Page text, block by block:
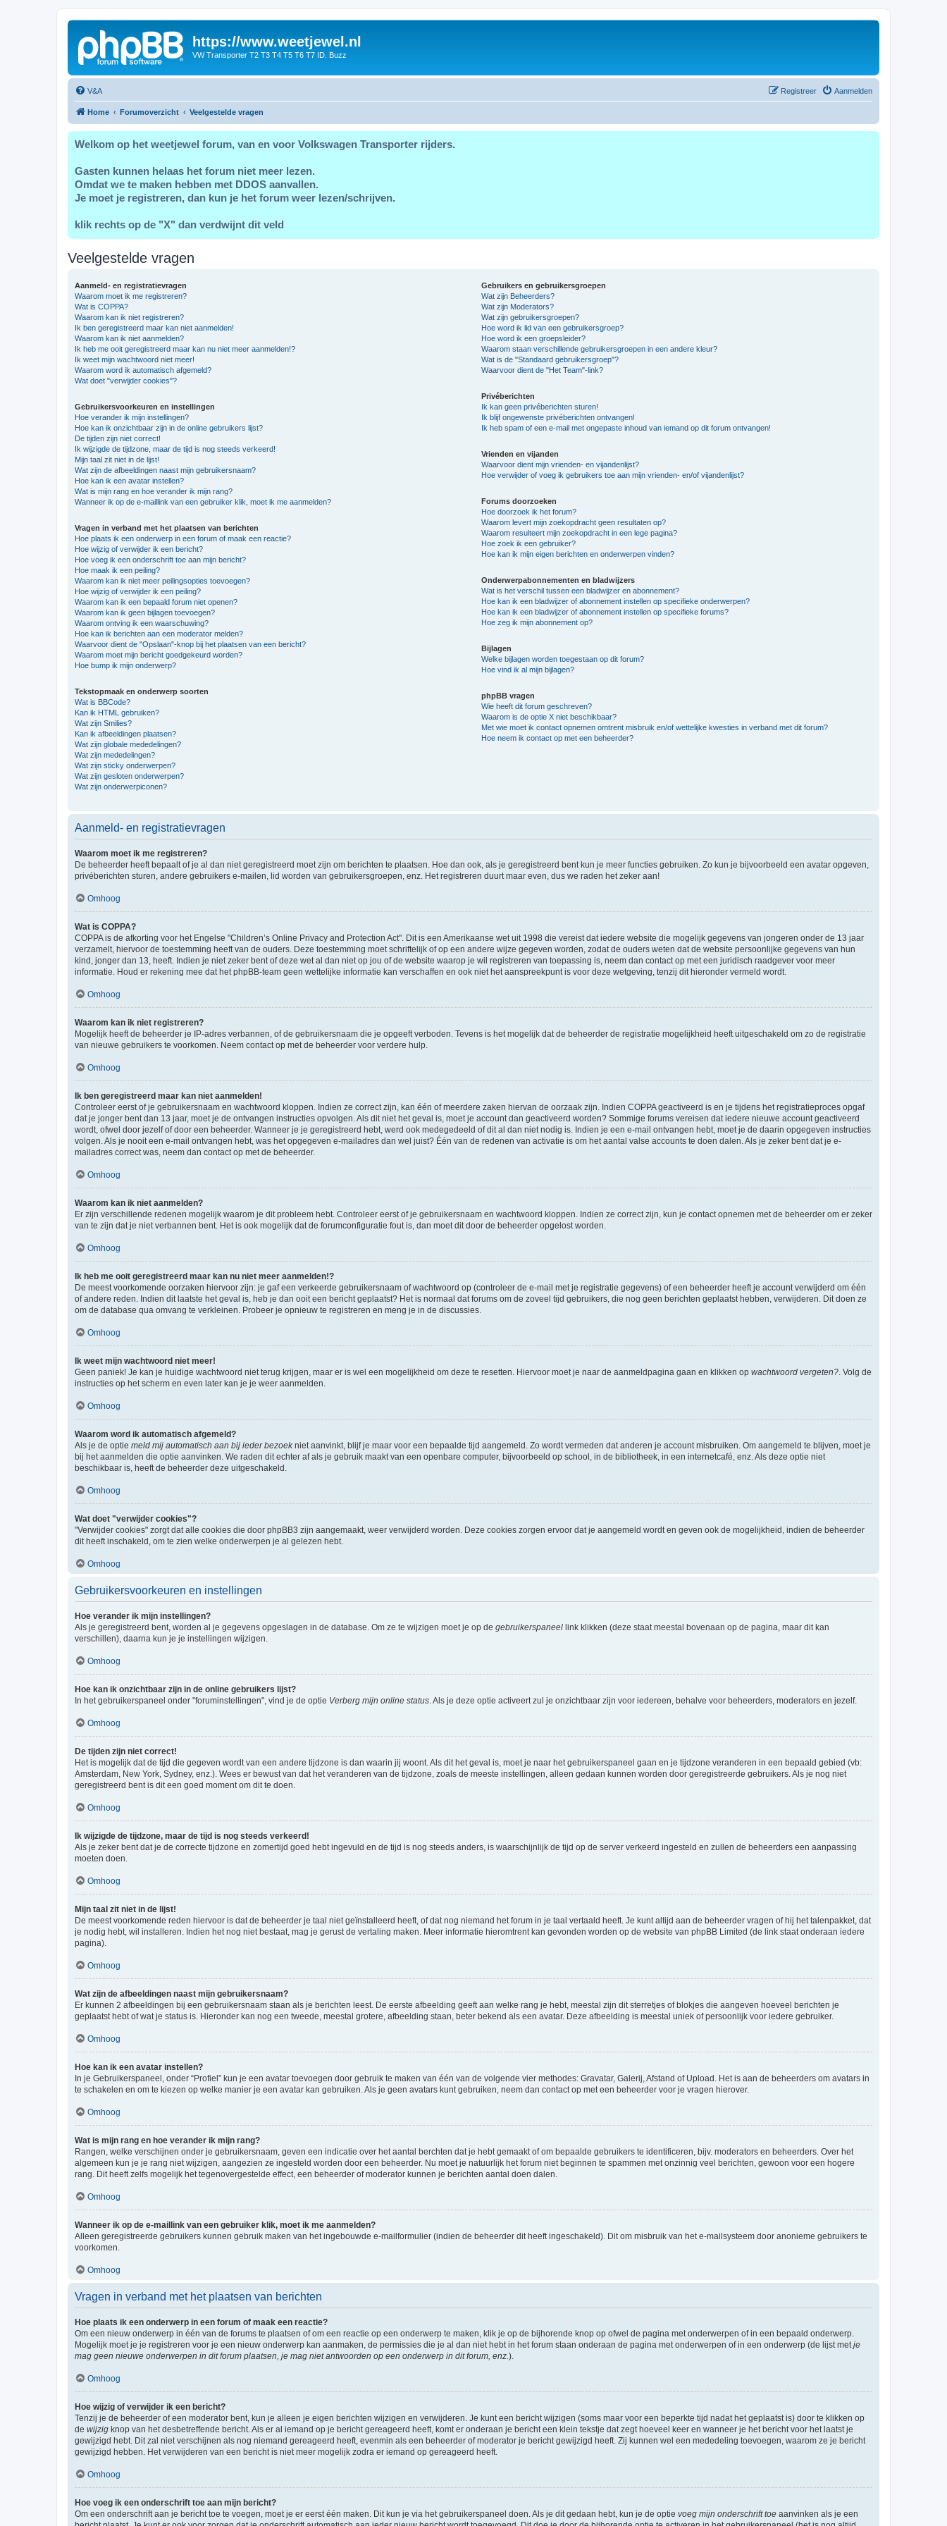
https://www.weetjewel.nl
VW Transporter T2 T3 T4 T5 T6 T7 ID. Buzz
V&A Aanmelden
Registreer
Home Forumoverzicht Veelgestelde vragen
Welkom op het weetjewel forum, van en voor Volkswagen Transporter rijders.
Gasten kunnen helaas het forum niet meer lezen.
Omdat we te maken hebben met DDOS aanvallen.
Je moet je registreren, dan kun je het forum weer lezen/schrijven.
klik rechts op de "X" dan verdwijnt dit veld
Veelgestelde vragen
Aanmeld- en registratievragen
Waarom moet ik me registreren?
Wat is COPPA?
Waarom kan ik niet registreren?
Ik ben geregistreerd maar kan niet aanmelden!
Waarom kan ik niet aanmelden?
Ik heb me ooit geregistreerd maar kan nu niet meer aanmelden!?
Ik weet mijn wachtwoord niet meer!
Waarom word ik automatisch afgemeld?
Wat doet "verwijder cookies"?
Gebruikersvoorkeuren en instellingen
Hoe verander ik mijn instellingen?
Hoe kan ik onzichtbaar zijn in de online gebruikers lijst?
De tijden zijn niet correct!
Ik wijzigde de tijdzone, maar de tijd is nog steeds verkeerd!
Mijn taal zit niet in de lijst!
Wat zijn de afbeeldingen naast mijn gebruikersnaam?
Hoe kan ik een avatar instellen?
Wat is mijn rang en hoe verander ik mijn rang?
Wanneer ik op de e-maillink van een gebruiker klik, moet ik me aanmelden?
Vragen in verband met het plaatsen van berichten
Hoe plaats ik een onderwerp in een forum of maak een reactie?
Hoe wijzig of verwijder ik een bericht?
Hoe voeg ik een onderschrift toe aan mijn bericht?
Hoe maak ik een peiling?
Waarom kan ik niet meer peilingsopties toevoegen?
Hoe wijzig of verwijder ik een peiling?
Waarom kan ik een bepaald forum niet openen?
Waarom kan ik geen bijlagen toevoegen?
Waarom ontving ik een waarschuwing?
Hoe kan ik berichten aan een moderator melden?
Waarvoor dient de "Opslaan"-knop bij het plaatsen van een bericht?
Waarom moet mijn bericht goedgekeurd worden?
Hoe bump ik mijn onderwerp?
Tekstopmaak en onderwerp soorten
Wat is BBCode?
Kan ik HTML gebruiken?
Wat zijn Smilies?
Kan ik afbeeldingen plaatsen?
Wat zijn globale mededelingen?
Wat zijn mededelingen?
Wat zijn sticky onderwerpen?
Wat zijn gesloten onderwerpen?
Wat zijn onderwerpiconen?
Gebruikers en gebruikersgroepen
Wat zijn Beheerders?
Wat zijn Moderators?
Wat zijn gebruikersgroepen?
Hoe word ik lid van een gebruikersgroep?
Hoe word ik een groepsleider?
Waarom staan verschillende gebruikersgroepen in een andere kleur?
Wat is de "Standaard gebruikersgroep"?
Waarvoor dient de "Het Team"-link?
Privéberichten
Ik kan geen privéberichten sturen!
Ik blijf ongewenste privéberichten ontvangen!
Ik heb spam of een e-mail met ongepaste inhoud van iemand op dit forum ontvangen!
Vrienden en vijanden
Waarvoor dient mijn vrienden- en vijandenlijst?
Hoe verwijder of voeg ik gebruikers toe aan mijn vrienden- en/of vijandenlijst?
Forums doorzoeken
Hoe doorzoek ik het forum?
Waarom levert mijn zoekopdracht geen resultaten op?
Waarom resulteert mijn zoekopdracht in een lege pagina?
Hoe zoek ik een gebruiker?
Hoe kan ik mijn eigen berichten en onderwerpen vinden?
Onderwerpabonnementen en bladwijzers
Wat is het verschil tussen een bladwijzer en abonnement?
Hoe kan ik een bladwijzer of abonnement instellen op specifieke onderwerpen?
Hoe kan ik een bladwijzer of abonnement instellen op specifieke forums?
Hoe zeg ik mijn abonnement op?
Bijlagen
Welke bijlagen worden toegestaan op dit forum?
Hoe vind ik al mijn bijlagen?
phpBB vragen
Wie heeft dit forum geschreven?
Waarom is de optie X niet beschikbaar?
Met wie moet ik contact opnemen omtrent misbruik en/of wettelijke kwesties in verband met dit forum?
Hoe neem ik contact op met een beheerder?
Aanmeld- en registratievragen
Waarom moet ik me registreren?
De beheerder heeft bepaalt of je al dan niet geregistreerd moet zijn om berichten te plaatsen. Hoe dan ook, als je geregistreerd bent kun je meer functies gebruiken. Zo kun je bijvoorbeeld een avatar opgeven,
privéberichten sturen, andere gebruikers e-mailen, lid worden van gebruikersgroepen, enz. Het registreren duurt maar even, dus we raden het zeker aan!
Omhoog
Wat is COPPA?
COPPA is de afkorting voor het Engelse "Children’s Online Privacy and Protection Act". Dit is een Amerikaanse wet uit 1998 die vereist dat iedere website die mogelijk gegevens van jongeren onder de 13 jaar
verzamelt, hiervoor de toestemming heeft van de ouders. Deze toestemming moet schriftelijk of op een andere wijze gegeven worden, zodat de ouders weten dat de website persoonlijke gegevens van hun
kind, jonger dan 13, heeft. Indien je niet zeker bent of deze wet al dan niet op jou of de website waarop je wil registreren van toepassing is, neem dan contact op met een juridisch raadgever voor meer
informatie. Houd er rekening mee dat het phpBB-team geen wettelijke informatie kan verschaffen en ook niet het aanspreekpunt is voor deze wetgeving, tenzij dit hieronder vermeld wordt.
Omhoog
Waarom kan ik niet registreren?
Mogelijk heeft de beheerder je IP-adres verbannen, of de gebruikersnaam die je opgeeft verboden. Tevens is het mogelijk dat de beheerder de registratie mogelijkheid heeft uitgeschakeld om zo de registratie
van nieuwe gebruikers te voorkomen. Neem contact op met de beheerder voor verdere hulp.
Omhoog
Ik ben geregistreerd maar kan niet aanmelden!
Controleer eerst of je gebruikersnaam en wachtwoord kloppen. Indien ze correct zijn, kan één of meerdere zaken hiervan de oorzaak zijn. Indien COPPA geactiveerd is en je tijdens het registratieproces opgaf
dat je jonger bent dan 13 jaar, moet je de ontvangen instructies opvolgen. Als dit niet het geval is, moet je account dan geactiveerd worden? Sommige forums vereisen dat iedere nieuwe account geactiveerd
wordt, ofwel door jezelf of door een beheerder. Wanneer je je geregistreerd hebt, werd ook medegedeeld of dit al dan niet nodig is. Indien je een e-mail ontvangen hebt, moet je de daarin opgegeven instructies
volgen. Als je nooit een e-mail ontvangen hebt, was het opgegeven e-mailadres dan wel juist? Één van de redenen van activatie is om het aantal valse accounts te doen dalen. Als je zeker bent dat je e-
mailadres correct was, neem dan contact op met de beheerder.
Omhoog
Waarom kan ik niet aanmelden?
Er zijn verschillende redenen mogelijk waarom je dit probleem hebt. Controleer eerst of je gebruikersnaam en wachtwoord kloppen. Indien ze correct zijn, kun je contact opnemen met de beheerder om er zeker
van te zijn dat je niet verbannen bent. Het is ook mogelijk dat de forumconfiguratie fout is, dan moet dit door de beheerder opgelost worden.
Omhoog
Ik heb me ooit geregistreerd maar kan nu niet meer aanmelden!?
De meest voorkomende oorzaken hiervoor zijn: je gaf een verkeerde gebruikersnaam of wachtwoord op (controleer de e-mail met je registratie gegevens) of een beheerder heeft je account verwijderd om één
of andere reden. Indien dit laatste het geval is, heb je dan ooit een bericht geplaatst? Het is normaal dat forums om de zoveel tijd gebruikers, die nog geen berichten geplaatst hebben, verwijderen. Dit doen ze
om de database qua omvang te verkleinen. Probeer je opnieuw te registreren en meng je in de discussies.
Omhoog
Ik weet mijn wachtwoord niet meer!
Geen paniek! Je kan je huidige wachtwoord niet terug krijgen, maar er is wel een mogelijkheid om deze te resetten. Hiervoor moet je naar de aanmeldpagina gaan en klikken op wachtwoord vergeten? . Volg de
instructies op het scherm en even later kan je je weer aanmelden.
Omhoog
Waarom word ik automatisch afgemeld?
Als je de optie meld mij automatisch aan bij ieder bezoekniet aanvinkt, blijf je maar voor een bepaalde tijd aangemeld. Zo wordt vermeden dat anderen je account misbruiken. Om aangemeld te blijven, moet je
bij het aanmelden die optie aanvinken. We raden dit echter af als je gebruik maakt van een openbare computer, bijvoorbeeld op school, in de bibliotheek, in een internetcafé, enz. Als deze optie niet
beschikbaar is, heeft de beheerder deze uitgeschakeld.
Omhoog
Wat doet "verwijder cookies"?
"Verwijder cookies" zorgt dat alle cookies die door phpBB3 zijn aangemaakt, weer verwijderd worden. Deze cookies zorgen ervoor dat je aangemeld wordt en geven ook de mogelijkheid, indien de beheerder
dit heeft inschakeld, om te zien welke onderwerpen je al gelezen hebt.
Omhoog
Gebruikersvoorkeuren en instellingen
Hoe verander ik mijn instellingen?
Als je geregistreerd bent, worden al je gegevens opgeslagen in de database. Om ze te wijzigen moet je op de gebruikerspaneel link klikken (deze staat meestal bovenaan op de pagina, maar dit kan
verschillen), daarna kun je je instellingen wijzigen.
Omhoog
Hoe kan ik onzichtbaar zijn in de online gebruikers lijst?
In het gebruikerspaneel onder "foruminstellingen", vind je de optie Verberg mijn online status . Als je deze optie activeert zul je onzichtbaar zijn voor iedereen, behalve voor beheerders, moderators en jezelf.
Omhoog
De tijden zijn niet correct!
Het is mogelijk dat de tijd die gegeven wordt van een andere tijdzone is dan waarin jij woont. Als dit het geval is, moet je naar het gebruikerspaneel gaan en je tijdzone veranderen in een bepaald gebied (vb:
Amsterdam, New York, Sydney, enz.). Wees er bewust van dat het veranderen van de tijdzone, zoals de meeste instellingen, alleen gedaan kunnen worden door geregistreerde gebruikers. Als je nog niet
geregistreerd bent is dit een goed moment om dit te doen.
Omhoog
Ik wijzigde de tijdzone, maar de tijd is nog steeds verkeerd!
Als je zeker bent dat je de correcte tijdzone en zomertijd goed hebt ingevuld en de tijd is nog steeds anders, is waarschijnlijk de tijd op de server verkeerd ingesteld en zullen de beheerders een aanpassing
moeten doen.
Omhoog
Mijn taal zit niet in de lijst!
De meest voorkomende reden hiervoor is dat de beheerder je taal niet geïnstalleerd heeft, of dat nog niemand het forum in je taal vertaald heeft. Je kunt altijd aan de beheerder vragen of hij het talenpakket, dat
je nodig hebt, wil installeren. Indien het nog niet bestaat, mag je gerust de vertaling maken. Meer informatie hieromtrent kan gevonden worden op de website van phpBB Limited (de link staat onderaan iedere
pagina).
Omhoog
Wat zijn de afbeeldingen naast mijn gebruikersnaam?
Er kunnen 2 afbeeldingen bij een gebruikersnaam staan als je berichten leest. De eerste afbeelding geeft aan welke rang je hebt, meestal zijn dit sterretjes of blokjes die aangeven hoeveel berichten je
geplaatst hebt of wat je status is. Hieronder kan nog een tweede, meestal grotere, afbeelding staan, beter bekend als een avatar. Deze afbeelding is meestal uniek of persoonlijk voor iedere gebruiker.
Omhoog
Hoe kan ik een avatar instellen?
In je Gebruikerspaneel, onder “Profiel” kun je een avatar toevoegen door gebruik te maken van één van de volgende vier methodes: Gravatar, Galerij, Afstand of Upload. Het is aan de beheerders om avatars in
te schakelen en om te kiezen op welke manier je een avatar kan gebruiken. Als je geen avatars kunt gebruiken, neem dan contact op met een beheerder voor je vragen hierover.
Omhoog
Wat is mijn rang en hoe verander ik mijn rang?
Rangen, welke verschijnen onder je gebruikersnaam, geven een indicatie over het aantal berchten dat je hebt gemaakt of om bepaalde gebruikers te identificeren, bijv. moderators en beheerders. Over het
algemeen kun je je rang niet wijzigen, aangezien ze ingesteld worden door een beheerder. Nu moet je natuurlijk het forum niet beginnen te spammen met onzinnig veel berichten, gewoon voor een hogere
rang. Dit heeft zelfs mogelijk het tegenovergestelde effect, een beheerder of moderator kunnen je berichten aantal doen dalen.
Omhoog
Wanneer ik op de e-maillink van een gebruiker klik, moet ik me aanmelden?
Alleen geregistreerde gebruikers kunnen gebruik maken van het ingebouwde e-mailformulier (indien de beheerder dit heeft ingeschakeld). Dit om misbruik van het e-mailsysteem door anonieme gebruikers te
voorkomen.
Omhoog
Vragen in verband met het plaatsen van berichten
Hoe plaats ik een onderwerp in een forum of maak een reactie?
Om een nieuw onderwerp in één van de forums te plaatsen of om een reactie op een onderwerp te maken, klik je op de bijhorende knop op ofwel de pagina met onderwerpen of in een bepaald onderwerp.
Mogelijk moet je je registreren voor je een nieuw onderwerp kan aanmaken, de permissies die je al dan niet hebt in het forum staan onderaan de pagina met onderwerpen of in een onderwerp (de lijst met je
mag geen nieuwe onderwerpen in dit forum plaatsen, je mag niet antwoorden op een onderwerp in dit forum, enz. ).
Omhoog
Hoe wijzig of verwijder ik een bericht?
Tenzij je de beheerder of een moderator bent, kun je alleen je eigen berichten wijzigen en verwijderen. Je kunt een bericht wijzigen (soms maar voor een beperkte tijd nadat het geplaatst is) door te klikken op
de wijzig knop van het desbetreffende bericht. Als er al iemand op je bericht gereageerd heeft, komt er onderaan je bericht een klein tekstje dat zegt hoeveel keer en wanneer je het bericht voor het laatst je
gewijzigd hebt. Dit zal niet verschijnen als nog niemand gereageerd heeft, evenmin als een beheerder of moderator je bericht gewijzigd heeft. Zij kunnen wel een mededeling toevoegen, waarom ze je bericht
gewijzigd hebben. Het verwijderen van een bericht is niet meer mogelijk zodra er iemand op gereageerd heeft.
Omhoog
Hoe voeg ik een onderschrift toe aan mijn bericht?
Om een onderschrift aan je bericht toe te voegen, moet je er eerst één maken. Dit kun je via het gebruikerspaneel doen. Als je dit gedaan hebt, kun je de optie voeg mijn onderschrift toe aanvinken als je een